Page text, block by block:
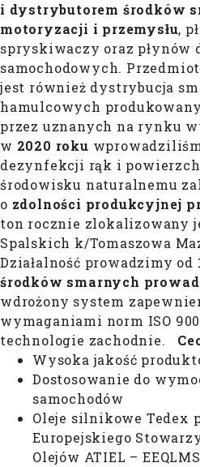
i dystrybutorem środków
motoryzacji i przemysłu,
spryskiwaczy oraz płynów
samochodowych.
jest również dystrybucja
hamulcowych
przez uznanych na rynku
w 2020 roku
dezynfekcji rąk i
środowisku naturalnemu
o zdolności produkcyjnej
ton rocznie zlokalizowany
Spalskich k/Tomaszowa
Działalność prowadzimy od
środków smarnych
wdrożony system
wymaganiami norm ISO
technologie zachodnie.
Wysoka jakość
Dostosowanie do
samochodów
Oleje silnikowe Tedex
Europejskiego
Olejów ATIEL – EEQLMS